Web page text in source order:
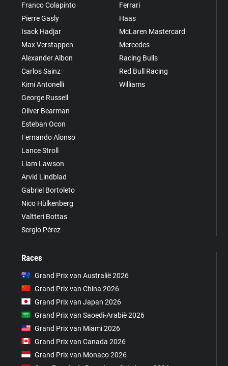
Franco Colapinto
Pierre Gasly
Isack Hadjar
Max Verstappen
Alexander Albon
Carlos Sainz
Kimi Antonelli
George Russell
Oliver Bearman
Esteban Ocon
Fernando Alonso
Lance Stroll
Liam Lawson
Arvid Lindblad
Gabriel Bortoleto
Nico Hülkenberg
Valtteri Bottas
Sergio Pérez
Ferrari
Haas
McLaren Mastercard
Mercedes
Racing Bulls
Red Bull Racing
Williams
Races
Grand Prix van Australië 2026
Grand Prix van China 2026
Grand Prix van Japan 2026
Grand Prix van Saoedi-Arabië 2026
Grand Prix van Miami 2026
Grand Prix van Canada 2026
Grand Prix van Monaco 2026